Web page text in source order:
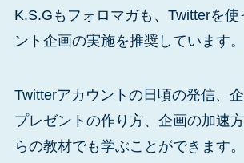
K.S.Gもフォロマガも、Twitterを
ント企画の実施を推奨しています。
Twitterアカウントの日頃の発信、企
プレゼントの作り方、企画の加速
らの教材でも学ぶことができます。